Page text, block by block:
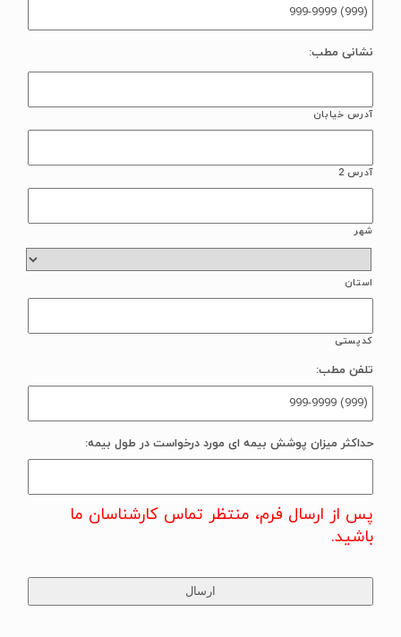
نشانی مطب:
آدرس خیابان
آدرس 2
شهر
استان
کدپستی
تلفن مطب:
حداکثر میزان پوشش بیمه ای مورد درخواست در طول بیمه:
پس از ارسال فرم، منتظر تماس کارشناسان ما
باشید.